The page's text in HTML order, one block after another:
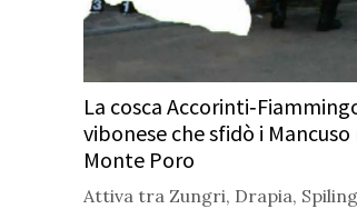
La cosca
vibonese che sfidò i Mancuso
Monte Poro
Attiva tra Zungri, Drapia,